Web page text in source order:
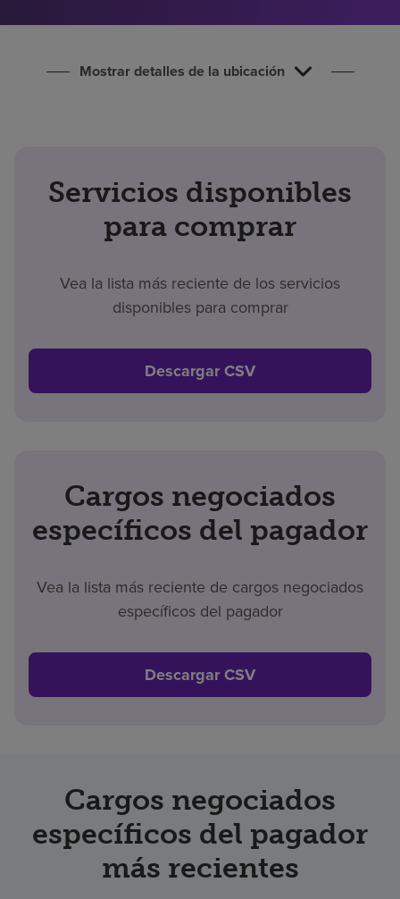
Mostrar detalles de la ubicación
Servicios disponibles
para comprar
Vea la lista más reciente de los servicios
disponibles para comprar
Descargar CSV
Cargos negociados
específicos del pagador
Vea la lista más reciente de cargos negociados
específicos del pagador
Descargar CSV
Cargos negociados
específicos del pagador
más recientes